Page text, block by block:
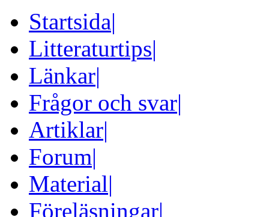
Startsida|
Litteraturtips|
Länkar|
Frågor och svar|
Artiklar|
Forum|
Material|
Föreläsningar|